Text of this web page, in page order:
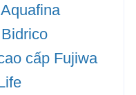
cấp Fujiwa